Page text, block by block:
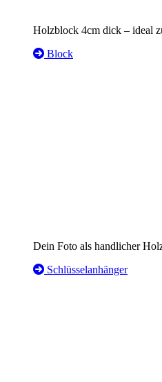
Holzblock 4cm dick – ideal
Block
Dein Foto als handlicher
Schlüsselanhänger